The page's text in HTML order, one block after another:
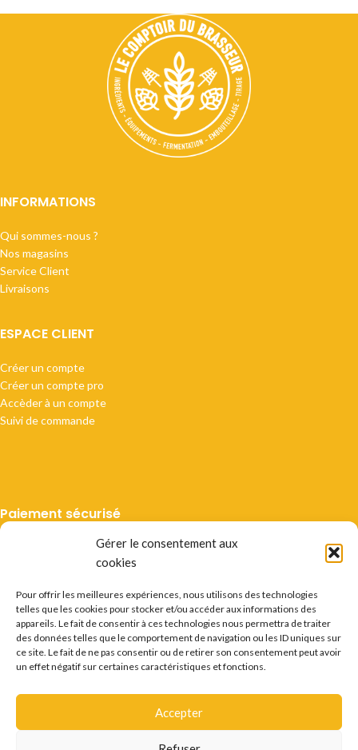
Gérer le consentement aux
cookies
Pour offrir les meilleures expériences, nous utilisons des technologies
telles que les cookies pour stocker et/ou accéder aux informations des
appareils. Le fait de consentir à ces technologies nous permettra de traiter
des données telles que le comportement de navigation ou les ID uniques sur
ce site. Le fait de ne pas consentir ou de retirer son consentement peut avoir
un effet négatif sur certaines caractéristiques et fonctions.
Accepter
INFORMATIONS
Qui sommes-nous ?
Nos magasins
Service Client
Livraisons
ESPACE CLIENT
Créer un compte
Créer un compte pro
Accèder à un compte
Suivi de commande
Paiement sécurisé
Livraison suivie
Vie privée